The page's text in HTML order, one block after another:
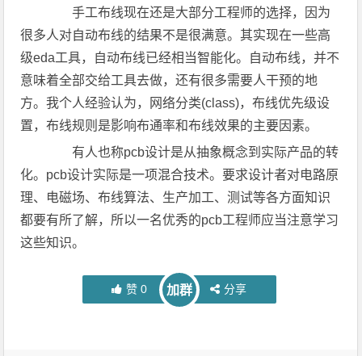
手工布线现在还是大部分工程师的选择，因为
很多人对自动布线的结果不是很满意。其实现在一些高
级eda工具，自动布线已经相当智能化。自动布线，并不
意味着全部交给工具去做，还有很多需要人干预的地
方。我个人经验认为，网络分类(class)，布线优先级设
置，布线规则是影响布通率和布线效果的主要因素。
有人也称pcb设计是从抽象概念到实际产品的转
化。pcb设计实际是一项混合技术。要求设计者对电路原
理、电磁场、布线算法、生产加工、测试等各方面知识
都要有所了解，所以一名优秀的pcb工程师应当注意学习
这些知识。
赞 0 加群 分享